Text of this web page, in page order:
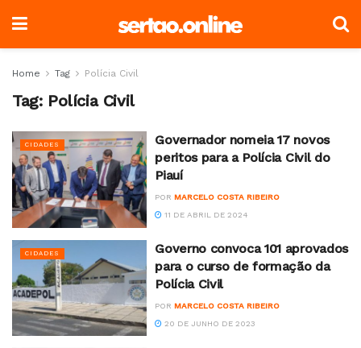
Home Tag Polícia Civil
Tag: Polícia Civil
CIDADES
Governador nomeia 17 novos
peritos para a Polícia Civil do
Piauí
POR MARCELO COSTA RIBEIRO
11 DE ABRIL DE 2024
CIDADES
Governo convoca 101 aprovados
para o curso de formação da
Polícia Civil
POR MARCELO COSTA RIBEIRO
20 DE JUNHO DE 2023